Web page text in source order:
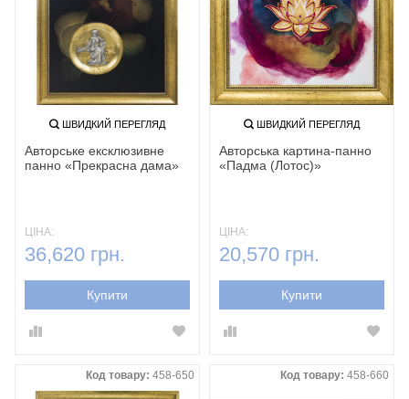
ШВИДКИЙ ПЕРЕГЛЯД
Авторське ексклюзивне
панно «Прекрасна дама»‎
ЦІНА:
36,620 грн.
Купити
ШВИДКИЙ ПЕРЕГЛЯД
Авторська картина-панно
«Падма (Лотос)»‎
ЦІНА:
20,570 грн.
Купити
Код товару: 458-650 Код товару: 458-660